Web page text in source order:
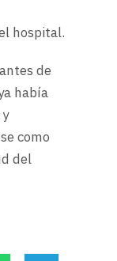
hospital.
de
había
como
del